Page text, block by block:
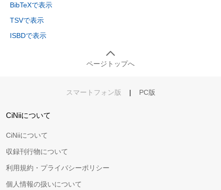
BibTeXで表示
TSVで表示
ISBDで表示
ページトップへ
スマートフォン版 | PC版
CiNiiについて
CiNiiについて
収録刊行物について
利用規約・プライバシーポリシー
個人情報の扱いについて